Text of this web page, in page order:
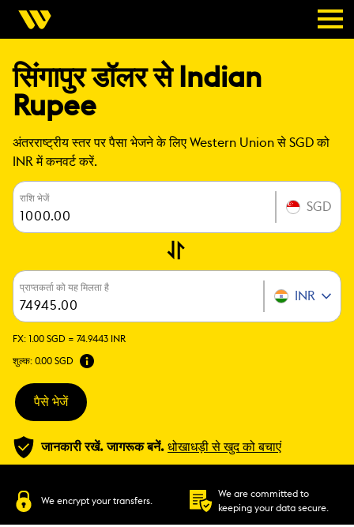
सिंगापुर डॉलर से Indian
Rupee
अंतरराष्ट्रीय स्तर पर पैसा भेजने के लिए Western Union से SGD को
INR में कनवर्ट करें.
राशि भेजें
SGD
प्राप्तकर्ता को यह मिलता है
INR
FX: 1.00 SGD = 74.9443 INR
शुल्क: 0.00 SGD
पैसे भेजें
जानकारी रखें. जागरूक बनें. धोखाधड़ी से खुद को बचाएं
We encrypt your transfers.
We are committed to
keeping your data secure.